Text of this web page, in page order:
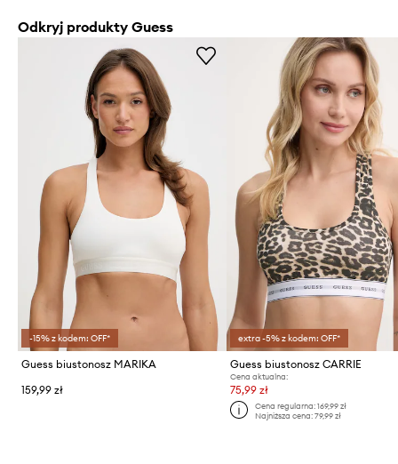
Odkryj produkty Guess
-15% z kodem: OFF*
Guess biustonosz MARIKA
159,99 zł
extra -5% z kodem: OFF*
Guess biustonosz CARRIE
Cena aktualna:
75,99 zł
Cena regularna: 169,99 zł
Najniższa cena: 79,99 zł